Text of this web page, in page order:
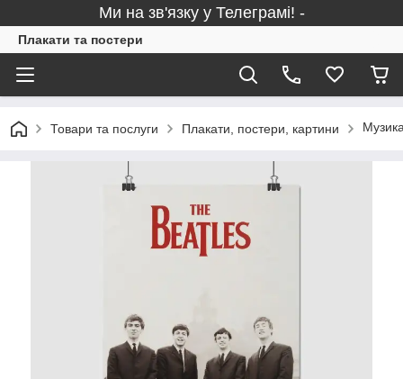
Ми на зв'язку у Телеграмі! -
Плакати та постери
Товари та послуги Плакати, постери, картини